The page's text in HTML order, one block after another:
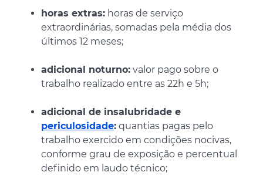
horas extras: horas de serviço
extraordinárias, somadas pela média dos
últimos 12 meses;
adicional noturno: valor pago sobre o
trabalho realizado entre as 22h e 5h;
adicional de insalubridade e
periculosidade: quantias pagas pelo
trabalho exercido em condições nocivas,
conforme grau de exposição e percentual
definido em laudo técnico;